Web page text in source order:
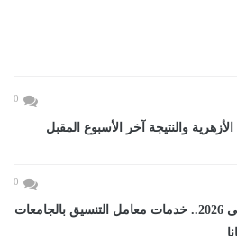
0
الأزهرية والنتيجة آخر الأسبوع المقبل
0
تنسيق المرحلة الأولى 2026.. خدمات معامل التنسيق بالجامعات